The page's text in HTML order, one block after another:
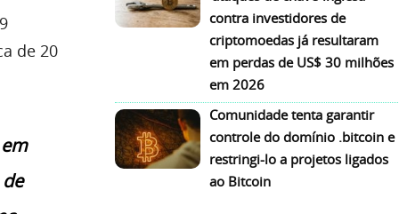
de 20
contra investidores de
criptomoedas já resultaram
em perdas de US$ 30 milhões
em 2026
Comunidade tenta garantir
controle do domínio .bitcoin e
restringi-lo a projetos ligados
ao Bitcoin